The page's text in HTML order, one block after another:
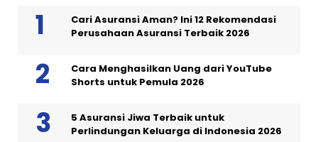
Cari Asuransi Aman? Ini 12 Rekomendasi
Perusahaan Asuransi Terbaik 2026
Cara Menghasilkan Uang dari YouTube
Shorts untuk Pemula 2026
5 Asuransi Jiwa Terbaik untuk
Perlindungan Keluarga di Indonesia 2026